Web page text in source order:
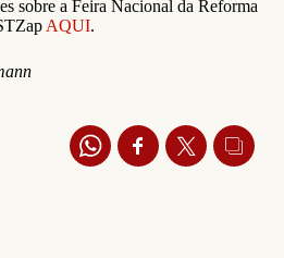
sobre a Feira Nacional da Reforma
AQUI.